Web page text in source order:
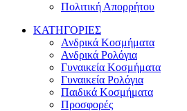
Πολιτική Απορρήτου
ΚΑΤΗΓΟΡΙΕΣ
Ανδρικά Κοσμήματα
Ανδρικά Ρολόγια
Γυναικεία Κοσμήματα
Γυναικεία Ρολόγια
Παιδικά Κοσμήματα
Προσφορές